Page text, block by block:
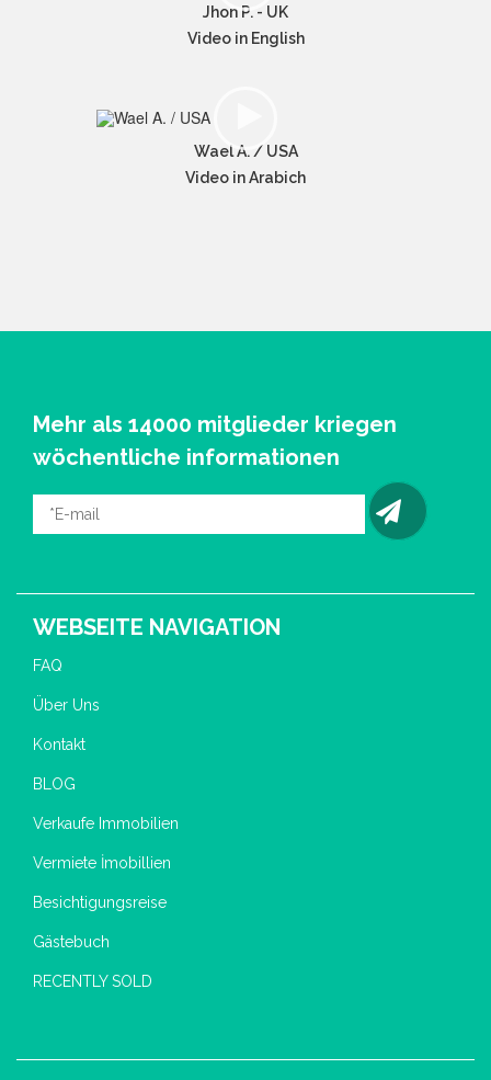
Jhon P. - UK
Video in English
Wael A. / USA
Video in Arabich
Mehr als 14000 mitglieder kriegen
wöchentliche informationen
WEBSEITE NAVIGATION
FAQ
Über Uns
Kontakt
BLOG
Verkaufe Immobilien
Vermiete İmobillien
Besichtigungsreise
Gästebuch
RECENTLY SOLD